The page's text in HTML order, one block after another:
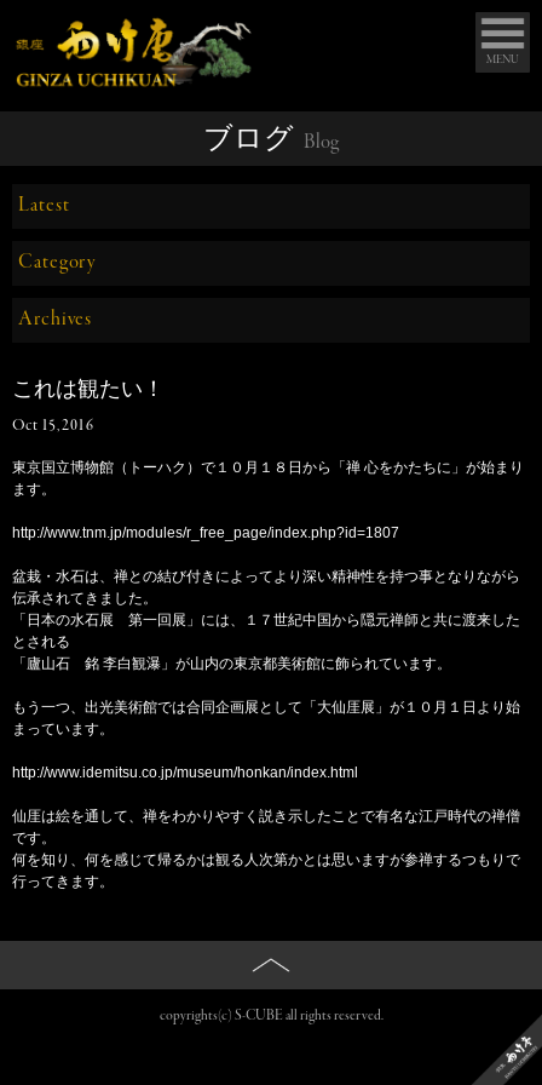
MENU
ブログ Blog
Latest
Category
Archives
これは観たい！
Oct 15, 2016
東京国立博物館（トーハク）で１０月１８日から「禅 心をかたちに」が始まり
ます。
http://www.tnm.jp/modules/r_free_page/index.php?id=1807
盆栽・水石は、禅との結び付きによってより深い精神性を持つ事となりながら
伝承されてきました。
「日本の水石展 第一回展」には、１７世紀中国から隠元禅師と共に渡来した
とされる
「廬山石 銘 李白観瀑」が山内の東京都美術館に飾られています。
もう一つ、出光美術館では合同企画展として「大仙厓展」が１０月１日より始
まっています。
http://www.idemitsu.co.jp/museum/honkan/index.html
仙厓は絵を通して、禅をわかりやすく説き示したことで有名な江戸時代の禅僧
です。
何を知り、何を感じて帰るかは観る人次第かとは思いますが参禅するつもりで
行ってきます。
PAGE TOP
copyrights(c) S-CUBE all rights reserved.